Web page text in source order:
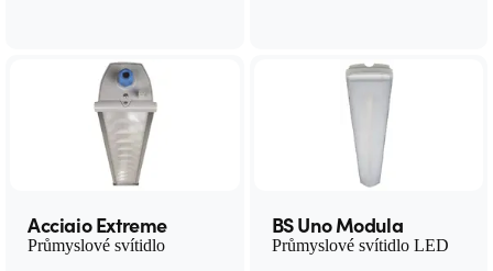
Acciaio Extreme
Průmyslové svítidlo
BS Uno Modula
Průmyslové svítidlo LED